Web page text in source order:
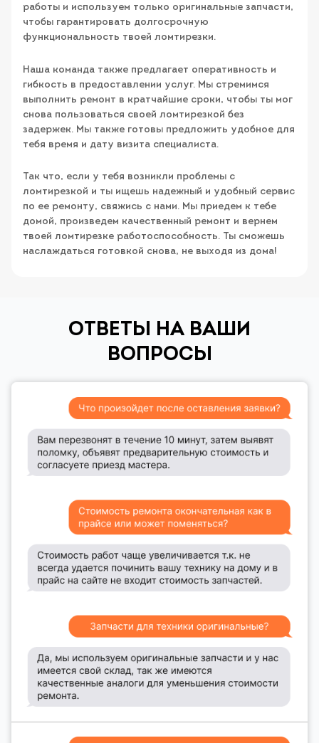
работы и используем только оригинальные запчасти,
чтобы гарантировать долгосрочную
функциональность твоей ломтирезки.
Наша команда также предлагает оперативность и
гибкость в предоставлении услуг. Мы стремимся
выполнить ремонт в кратчайшие сроки, чтобы ты мог
снова пользоваться своей ломтирезкой без
задержек. Мы также готовы предложить удобное для
тебя время и дату визита специалиста.
Так что, если у тебя возникли проблемы с
ломтирезкой и ты ищешь надежный и удобный сервис
по ее ремонту, свяжись с нами. Мы приедем к тебе
домой, произведем качественный ремонт и вернем
твоей ломтирезке работоспособность. Ты сможешь
наслаждаться готовкой снова, не выходя из дома!
ОТВЕТЫ НА ВАШИ
ВОПРОСЫ